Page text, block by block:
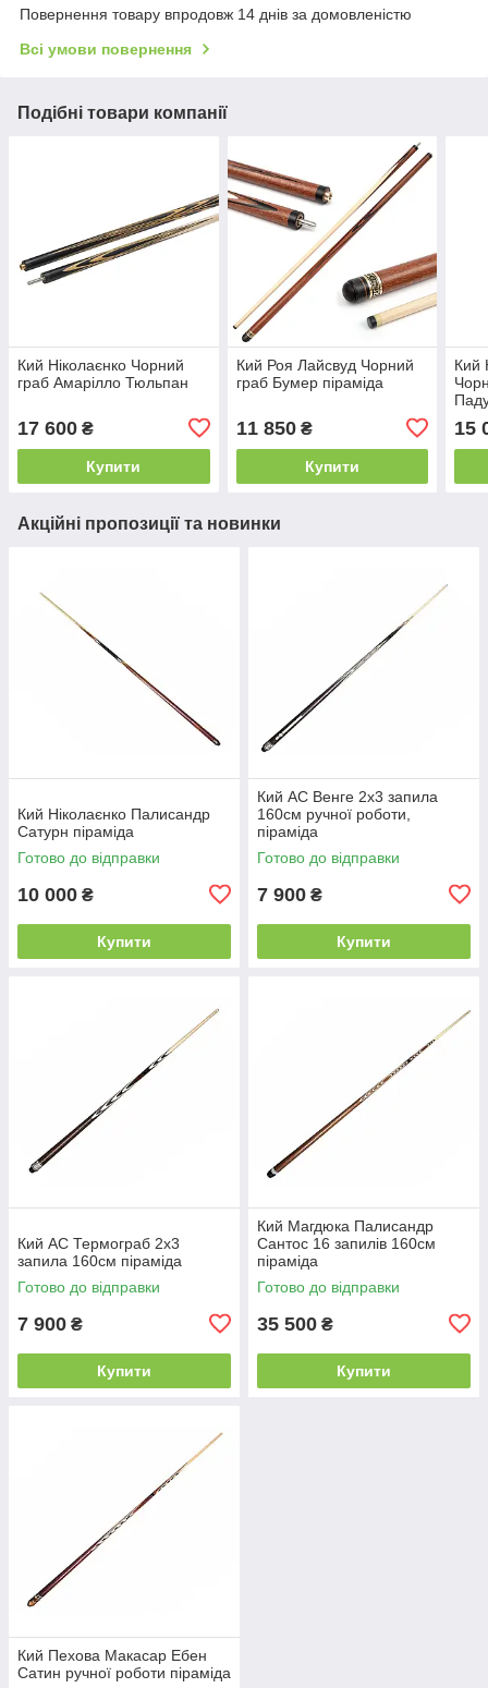
Повернення товару впродовж 14 днів за домовленістю
Всі умови повернення
Подібні товари компанії
Кий Ніколаєнко Чорний
граб Амарілло Тюльпан
17 600 ₴
Купити
Кий Роя Лайсвуд Чорний
граб Бумер піраміда
11 850₴
Купити
Кий
15
Акційні пропозиції та новинки
Кий Ніколаєнко Палисандр
Сатурн піраміда
Готово до відправки
10 000 ₴
Купити
Кий АС Венге 2х3 запила
160см ручної роботи,
піраміда
Готово до відправки
7 900 ₴
Купити
Кий АС Термограб 2х3
запила 160см піраміда
Готово до відправки
7 900 ₴
Купити
Кий Магдюка Палисандр
Сантос 16 запилів 160см
піраміда
Готово до відправки
35 500 ₴
Купити
Кий Пехова Макасар Ебен
Сатин ручної роботи піраміда